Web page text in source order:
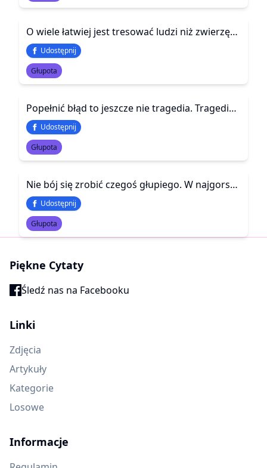
O wiele łatwiej jest tresować ludzi niż zwierzęta. Wystarczy tylko włączyć im telewizor.
Udostępnij
Głupota
Popełnić błąd to jeszcze nie tragedia. Tragedią jest trwanie przy tym błędzie. A jeszcze większą – wmawianie innym, że to nie był błąd.
Udostępnij
Głupota
Nie bój się zrobić czegoś głupiego. W najgorszym razie to po prostu nie zadziała
Udostępnij
Głupota
Piękne Cytaty
Śledź nas na Facebooku
Linki
Zdjęcia
Artykuły
Kategorie
Losowe
Informacje